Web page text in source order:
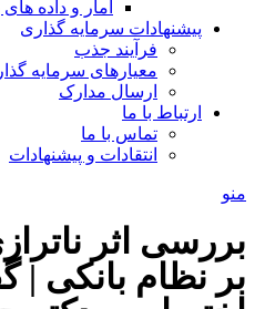
آمار و داده
پیشنهادات سرمایه گذاری
فرآیند جذب
معیارهای سرمایه
ارسال مدارک
ارتباط با ما
تماس با ما
انتقادات و پیشنهادات
منو
بررسی اثر
بر نظام بانکی